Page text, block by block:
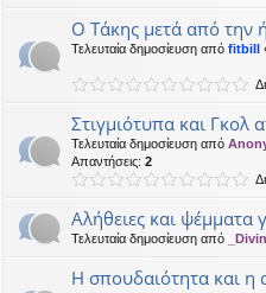
Ο Τάκης μετά από την
Τελευταία δημοσίευση από fitbill
Στιγμιότυπα και
Τελευταία δημοσίευση από
Απαντήσεις: 2
Αλήθειες και
Τελευταία δημοσίευση από
Η σπουδαιότητα και η